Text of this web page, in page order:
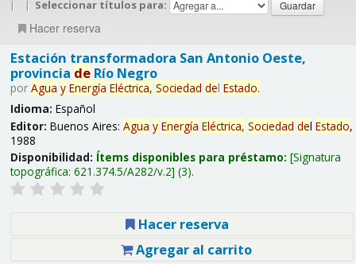
| | Seleccionar títulos para:
Hacer reserva
Estación transformadora San Antonio Oeste,
provincia deRío Negro
por Agua y Energía Eléctrica, Sociedad del Estado.
Idioma: Español
Editor: Buenos Aires: Agua y Energía Eléctrica, Sociedad del Estado,
1988
Disponibilidad: Ítems disponibles para préstamo: Signatura
topográfica: 621.374.5/A282/v.2 (3).
Hacer reserva
Agregar al carrito